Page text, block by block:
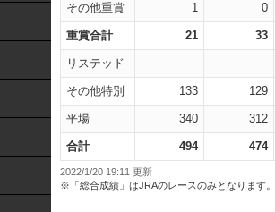
その他重賞
1 0
重賞合計 21 33
リステッド - -
その他特別 133 129
平場 340 312
合計 494 474
2022/1/20 19:11 更新
※「総合成績」はJRAのレースのみとなります。